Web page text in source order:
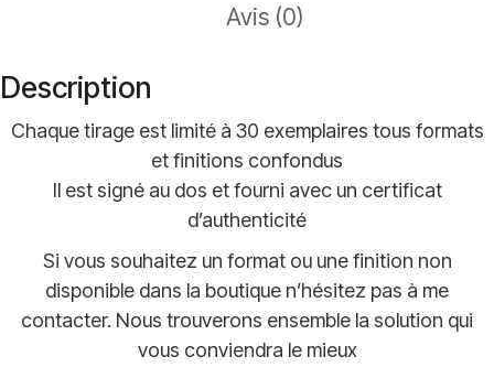
Avis (0)
Description
Chaque tirage est limité à 30 exemplaires tous formats
et finitions confondus
Il est signé au dos et fourni avec un certificat
d’authenticité
Si vous souhaitez un format ou une finition non
disponible dans la boutique n’hésitez pas à me
contacter. Nous trouverons ensemble la solution qui
vous conviendra le mieux